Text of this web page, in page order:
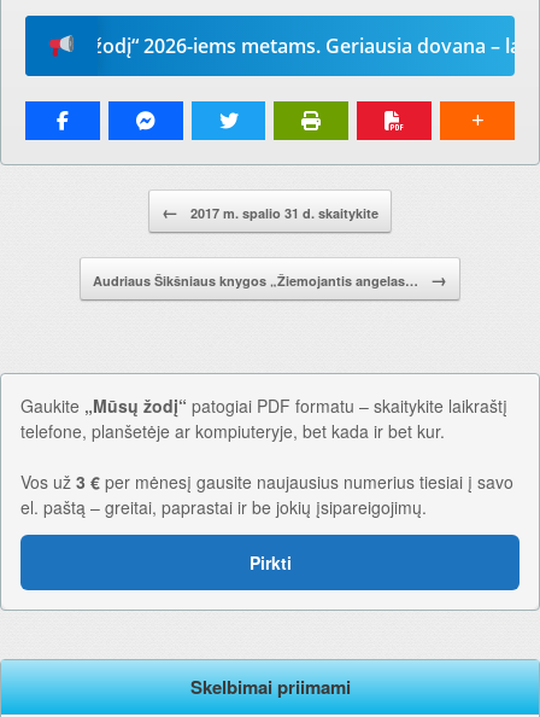
žodį“ 2026-iems metams. Geriausia dovana –
← 2017 m. spalio 31 d. skaitykite
Audriaus Šikšniaus knygos „Žiemojantis angelas… →
Gaukite „Mūsų žodį“ patogiai PDF formatu – skaitykite laikraštį
telefone, planšetėje ar kompiuteryje, bet kada ir bet kur.
Vos už 3 € per mėnesį gausite naujausius numerius tiesiai į savo
el. paštą – greitai, paprastai ir be jokių įsipareigojimų.
Pirkti
Skelbimai priimami